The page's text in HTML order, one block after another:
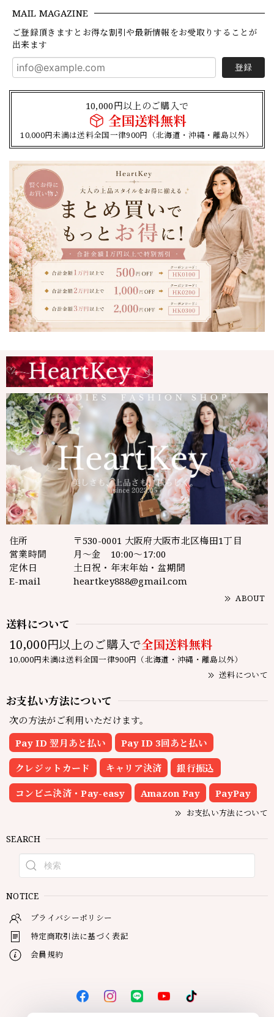
MAIL MAGAZINE
ご登録頂きますとお得な割引や最新情報をお受取りすることが
出来ます
登録
10,000円以上のご購入で
全国送料無料
10,000円未満は送料全国一律900円（北海道・沖縄・離島以外）
住所
〒530-0001 大阪府大阪市北区梅田1丁目
営業時間
月～金 10:00～17:00
定休日
土日祝・年末年始・盆期間
E-mail
heartkey888@gmail.com
ABOUT
送料について
10,000円以上のご購入で全国送料無料
10,000円未満は送料全国一律900円（北海道・沖縄・離島以外）
送料について
お支払い方法について
次の方法がご利用いただけます。
Pay ID 翌月あと払い
Pay ID 3回あと払い
クレジットカード キャリア決済 銀行振込
コンビニ決済・Pay-easy Amazon Pay PayPay
お支払い方法について
SEARCH
NOTICE
プライバシーポリシー
特定商取引法に基づく表記
会員規約